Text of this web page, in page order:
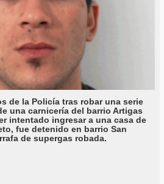
de la Policía tras robar una serie
una carnicería del barrio Artigas
intentado ingresar a una casa de
fue detenido en barrio San
de supergas robada.